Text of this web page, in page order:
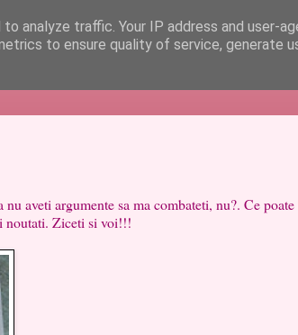
aveti argumente sa ma combateti, nu?. Ce
noutati. Ziceti si voi!!!
analyze traffic. Your IP address and user-
to ensure quality of service, generate